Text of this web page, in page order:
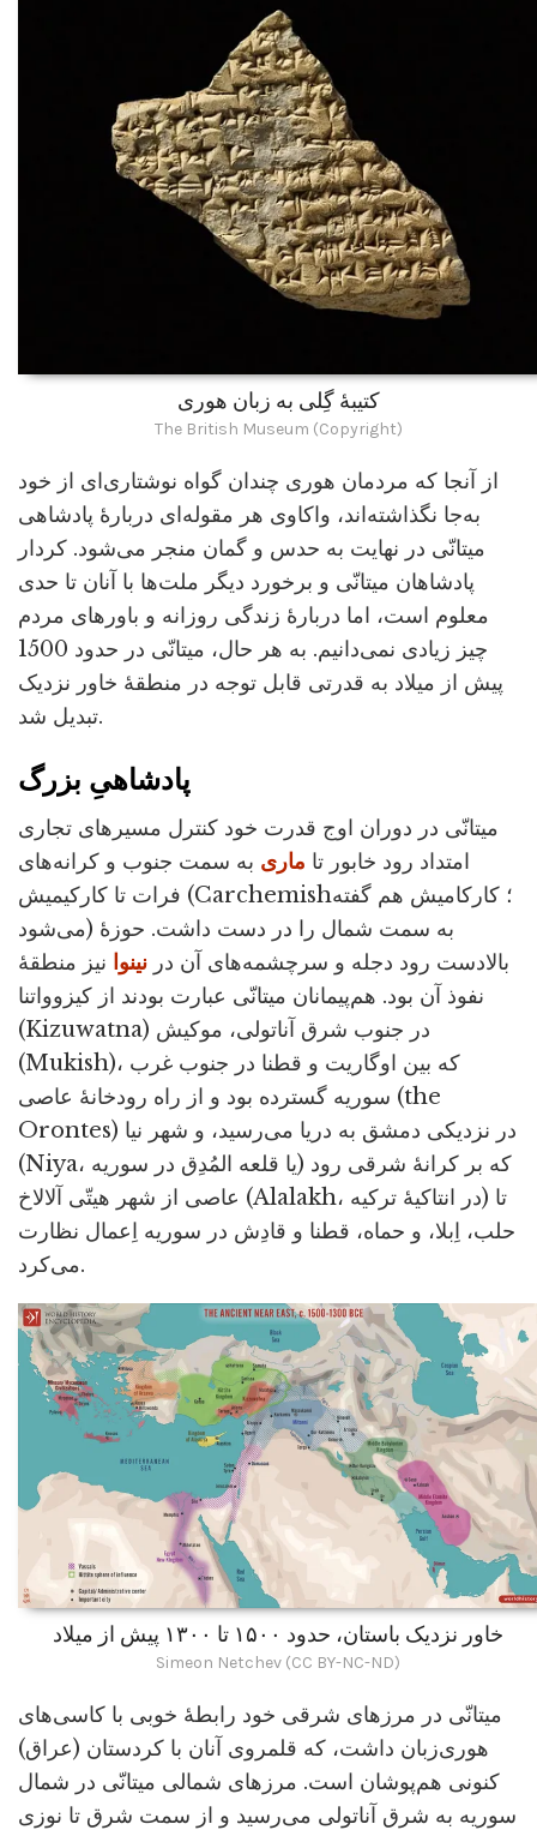
کتیبۀ گِلی به زبان هوری
The British Museum (Copyright)
از آنجا که مردمان هوری چندان گواه نوشتاری‌ای از خود
به‌جا نگذاشته‌اند، واکاوی هر مقوله‌ای دربارۀ پادشاهی
میتانّی در نهایت به حدس و گمان منجر می‌شود. کردار
پادشاهان میتانّی و برخورد دیگر ملت‌ها با آنان تا حدی
معلوم است، اما دربارۀ زندگی روزانه و باورهای مردم
چیز زیادی نمی‌دانیم. به هر حال، میتانّی در حدود 1500
پیش از میلاد به قدرتی قابل توجه در منطقۀ خاور نزدیک
تبدیل شد.
پادشاهیِ بزرگ
میتانّی در دوران اوج قدرت خود کنترل مسیرهای تجاری
امتداد رود خابور تا ماری به سمت جنوب و کرانه‌های
فرات تا کارکیمیش (Carchemish؛ کارکامیش هم گفته
می‌شود) به سمت شمال را در دست داشت. حوزۀ
بالادست رود دجله و سرچشمه‌های آن در نینوا نیز منطقۀ
نفوذ آن بود. هم‌پیمانان میتانّی عبارت بودند از کیزوواتنا
(Kizuwatna) در جنوب شرق آناتولی، موکیش
(Mukish)، که بین اوگاریت و قطنا در جنوب غرب
سوریه گسترده بود و از راه رودخانۀ عاصی (the
Orontes) در نزدیکی دمشق به دریا می‌رسید، و شهر نیا
(Niya، یا قلعه المُدِق در سوریه) که بر کرانۀ شرقی رود
عاصی از شهر هیتّی آلالاخ (Alalakh، در انتاکیۀ ترکیه) تا
حلب، اِبلا، و حماه، قطنا و قادِش در سوریه اِعمال نظارت
می‌کرد.
خاور نزدیک باستان، حدود ۱۵۰۰ تا ۱۳۰۰ پیش از میلاد
Simeon Netchev (CC BY-NC-ND)
میتانّی در مرزهای شرقی خود رابطۀ خوبی با کاسی‌های
هوری‌زبان داشت، که قلمروی آنان با کردستان (عراق)
کنونی هم‌پوشان است. مرزهای شمالی میتانّی در شمال
سوریه به شرق آناتولی می‌رسید و از سمت شرق تا نوزی